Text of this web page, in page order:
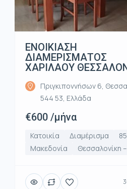
ΕΝΟΙΚΙΑΣΗ
ΔΙΑΜΕΡΙΣΜΑΤΟΣ
ΧΑΡΙΛΑΟΥ
Πριγκιποννήσων 6,
544 53, Ελλάδα
€600 /μήνα
Κατοικία Διαμέρισμα
Μακεδονία
Θεσσαλονίκη